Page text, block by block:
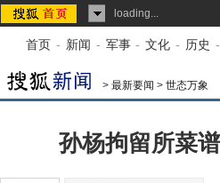
loading...
首页 - 新闻 - 军事 - 文化 - 历史 -
> 最新要闻 > 世态万象
孙杨拘留所菜